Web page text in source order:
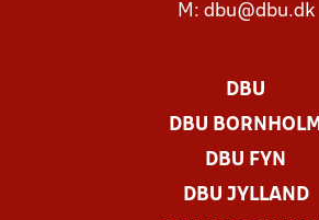
M: dbu@dbu.dk
DBU
DBU BORNHOLM
DBU FYN
DBU JYLLAND